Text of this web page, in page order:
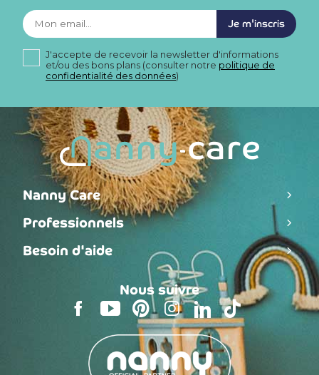
Je m'inscris
J'accepte de recevoir la newsletter d'informations
et/ou des bons plans (consulter notre politique de
confidentialité des données)
Nanny Care
Professionnels
Besoin d'aide
Nous suivre